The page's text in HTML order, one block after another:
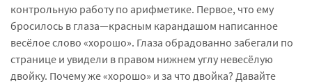
контрольную работу по арифметике. Первое, что ему
бросилось в глаза—красным карандашом написанное
весёлое слово «хорошо». Глаза обрадованно забегали по
странице и увидели в правом нижнем углу невесёлую
двойку. Почему же «хорошо» и за что двойка? Давайте